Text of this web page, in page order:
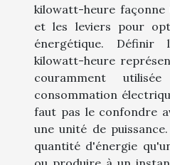
kilowatt-heure
et les leviers pour
énergétique. Définir
kilowatt-heure
couramment
consommation
faut pas le confondre
une unité de
quantité d'énergie